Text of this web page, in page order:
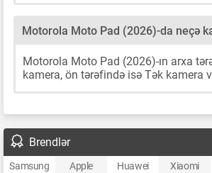
Motorola Moto Pad (2026)-da neçə
Motorola Moto Pad (2026)-ın arxa
kamera, ön tərəfində isə Tək kamera
Brendlər
Samsung Apple Huawei Xiaomi